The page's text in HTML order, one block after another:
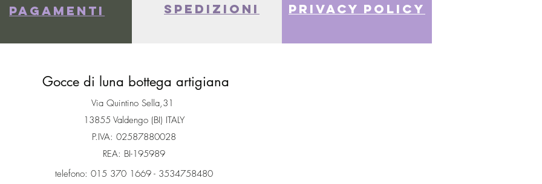
Pagamenti privacy policy
spedizioni
Gocce di luna bottega artigiana
Via Quintino Sella,31
13855 Valdengo (BI) ITALY
P.IVA: 02587880028
REA: BI-195989
telefono: 015 370 1669 - 3534758480